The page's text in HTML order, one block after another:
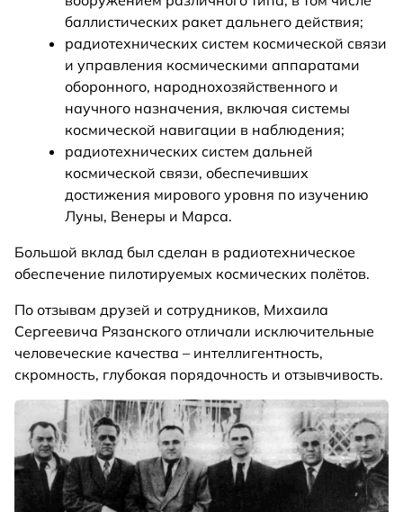
баллистических ракет дальнего действия;
радиотехнических систем космической связи
и управления космическими аппаратами
оборонного, народнохозяйственного и
научного назначения, включая системы
космической навигации в наблюдения;
радиотехнических систем дальней
космической связи, обеспечивших
достижения мирового уровня по изучению
Луны, Венеры и Марса.
Большой вклад был сделан в радиотехническое
обеспечение пилотируемых космических полётов.
По отзывам друзей и сотрудников, Михаила
Сергеевича Рязанского отличали исключительные
человеческие качества – интеллигентность,
скромность, глубокая порядочность и отзывчивость.